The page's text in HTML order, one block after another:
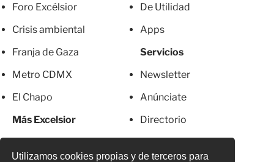
Utilizamos cookies propias y de terceros para
Foro Excélsior
Crisis ambiental
Franja de Gaza
Metro CDMX
El Chapo
Más Excelsior
De Utilidad
Apps
Servicios
Newsletter
Anúnciate
Directorio